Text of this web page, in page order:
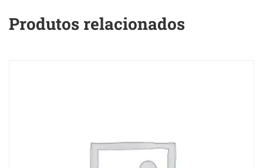
Produtos relacionados